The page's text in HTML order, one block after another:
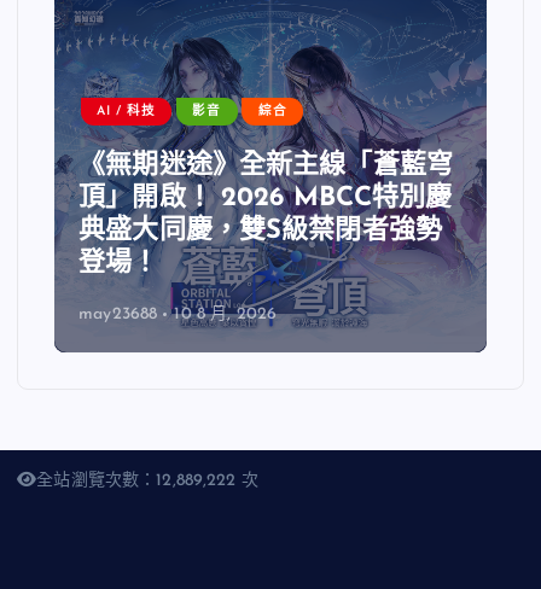
AI / 科技 影音 綜合
《無期迷途》全新主線「蒼藍穹
頂」開啟！ 2026 MBCC特別慶
典盛大同慶，雙S級禁閉者強勢
登場！
may23688 10 8 月, 2026
全站瀏覽次數：12,889,222 次